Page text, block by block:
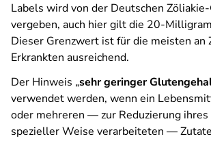
Labels wird von der Deutschen
vergeben, auch hier gilt die 20-
Dieser Grenzwert ist für die meisten an
Erkrankten ausreichend.
Der Hinweis „sehr geringer
verwendet werden, wenn ein
oder mehreren — zur Reduzierung
spezieller Weise verarbeiteten —